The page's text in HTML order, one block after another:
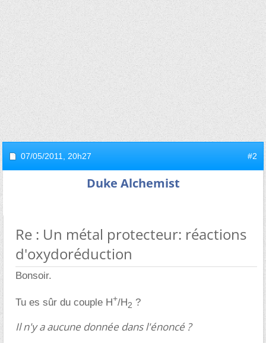
07/05/2011, 20h27 #2
Duke Alchemist
Re : Un métal protecteur: réactions
d'oxydoréduction
Bonsoir.
Tu es sûr du couple H+/H2 ?
Il n'y a aucune donnée dans l'énoncé ?